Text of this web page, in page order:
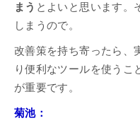
まう とよいと思います。
しまうので。
改善策を持ち寄ったら、
り便利なツールを使うこ
が重要です。
菊池：